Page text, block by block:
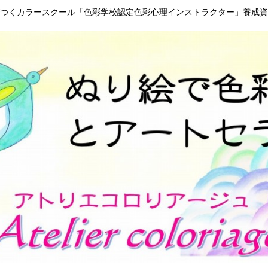
くカラースクール「色彩学校認定色彩心理インストラクター」養成